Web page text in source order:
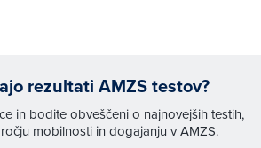
rezultati AMZS testov?
in bodite obveščeni o najnovejših testih,
mobilnosti in dogajanju v AMZS.